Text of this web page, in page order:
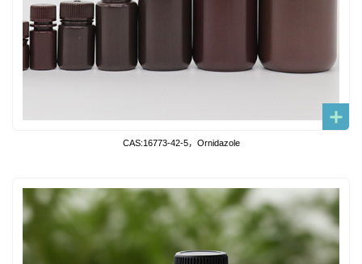
CAS:16773-42-5，Ornidazole